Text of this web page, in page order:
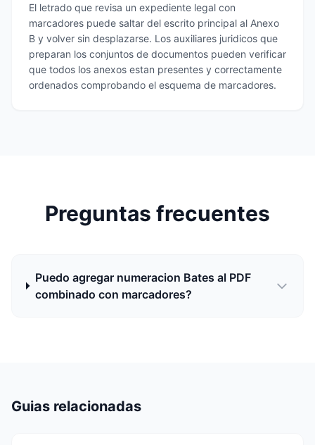
El letrado que revisa un expediente legal con
marcadores puede saltar del escrito principal al Anexo
B y volver sin desplazarse. Los auxiliares juridicos que
preparan los conjuntos de documentos pueden verificar
que todos los anexos estan presentes y correctamente
ordenados comprobando el esquema de marcadores.
Preguntas frecuentes
Puedo agregar numeracion Bates al PDF
combinado con marcadores?
Guias relacionadas